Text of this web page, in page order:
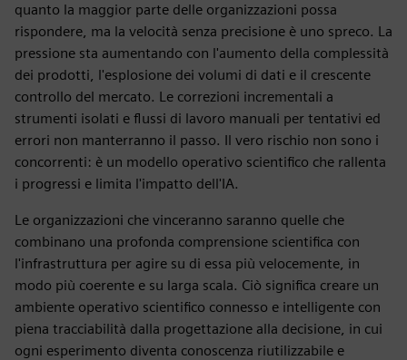
quanto la maggior parte delle organizzazioni possa
rispondere, ma la velocità senza precisione è uno spreco. La
pressione sta aumentando con l'aumento della complessità
dei prodotti, l'esplosione dei volumi di dati e il crescente
controllo del mercato. Le correzioni incrementali a
strumenti isolati e flussi di lavoro manuali per tentativi ed
errori non manterranno il passo. Il vero rischio non sono i
concorrenti: è un modello operativo scientifico che rallenta
i progressi e limita l'impatto dell'IA.
Le organizzazioni che vinceranno saranno quelle che
combinano una profonda comprensione scientifica con
l'infrastruttura per agire su di essa più velocemente, in
modo più coerente e su larga scala. Ciò significa creare un
ambiente operativo scientifico connesso e intelligente con
piena tracciabilità dalla progettazione alla decisione, in cui
ogni esperimento diventa conoscenza riutilizzabile e